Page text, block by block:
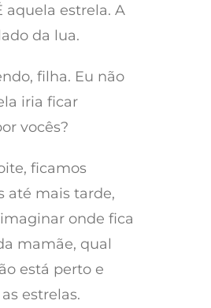
aquela estrela. A
da lua.
filha. Eu não
iria ficar
vocês?
ficamos
até mais tarde,
onde fica
mamãe, qual
está perto e
estrelas.